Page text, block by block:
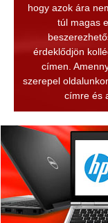
hogy azok ára
túl magas
érdeklődjön
címen.
szerepel
címre és